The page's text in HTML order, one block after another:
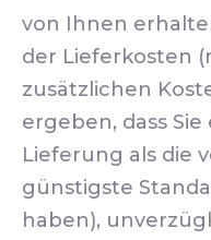
von Ihnen
der Lieferkosten
zusätzlichen
ergeben, dass
Lieferung als die
günstigste
haben),